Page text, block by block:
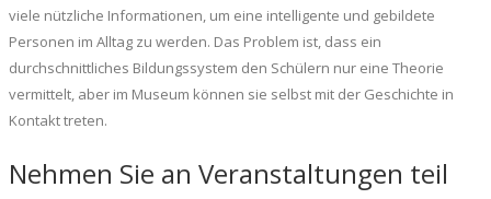
viele nützliche Informationen, um eine intelligente und gebildete
Personen im Alltag zu werden. Das Problem ist, dass ein
durchschnittliches Bildungssystem den Schülern nur eine Theorie
vermittelt, aber im Museum können sie selbst mit der Geschichte in
Kontakt treten.
Nehmen Sie an Veranstaltungen teil